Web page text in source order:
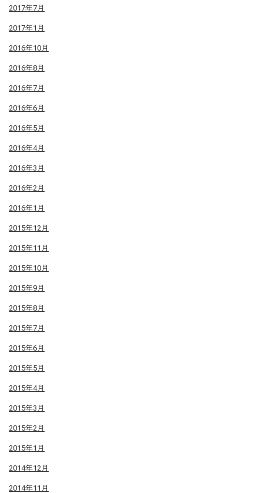
2017年7月
2017年1月
2016年10月
2016年8月
2016年7月
2016年6月
2016年5月
2016年4月
2016年3月
2016年2月
2016年1月
2015年12月
2015年11月
2015年10月
2015年9月
2015年8月
2015年7月
2015年6月
2015年5月
2015年4月
2015年3月
2015年2月
2015年1月
2014年12月
2014年11月